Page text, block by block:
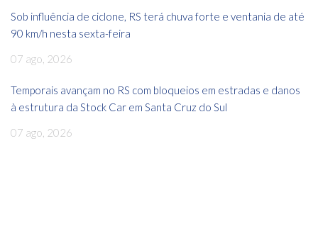
Sob influência de ciclone, RS terá chuva forte e ventania de até
90 km/h nesta sexta-feira
07 ago, 2026
Temporais avançam no RS com bloqueios em estradas e danos
à estrutura da Stock Car em Santa Cruz do Sul
07 ago, 2026